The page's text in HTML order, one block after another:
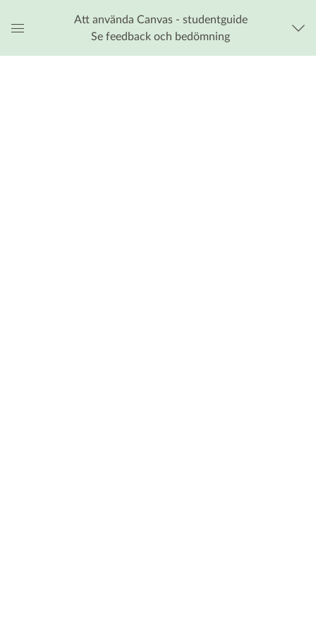
navigationsmeny
Att använda Canvas - studentguide
Se feedback och bedömning